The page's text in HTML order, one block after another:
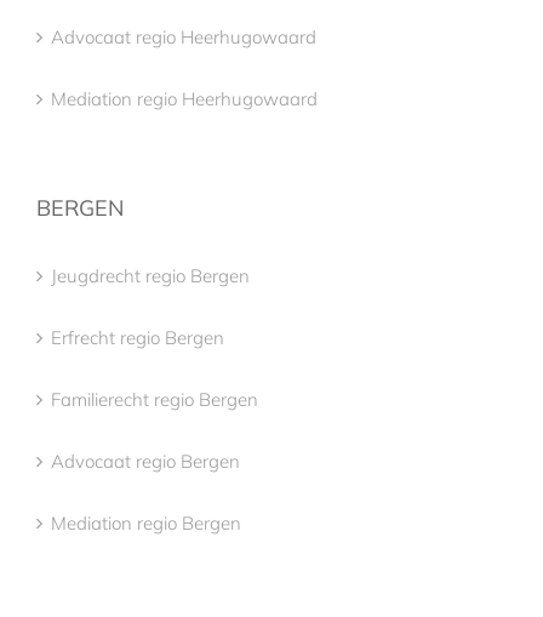
Advocaat regio Heerhugowaard
Mediation regio Heerhugowaard
BERGEN
Jeugdrecht regio Bergen
Erfrecht regio Bergen
Familierecht regio Bergen
Advocaat regio Bergen
Mediation regio Bergen